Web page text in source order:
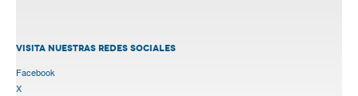
VISITA NUESTRAS REDES SOCIALES
Facebook
X